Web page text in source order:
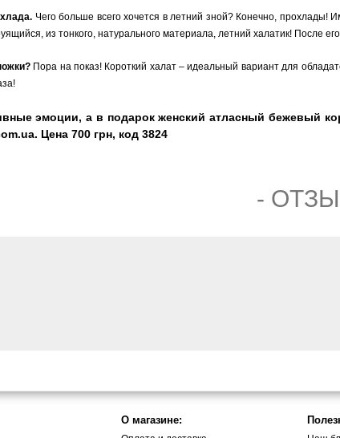
Чего больше всего хочется в летний зной? Конечно,
из тонкого, натурального материала, летний халатик! После
Пора на показ! Короткий халат – идеальный вариант для
эмоции, а в подарок женский атласный бежевый
Цена 700 грн, код 3824
-
О магазине: